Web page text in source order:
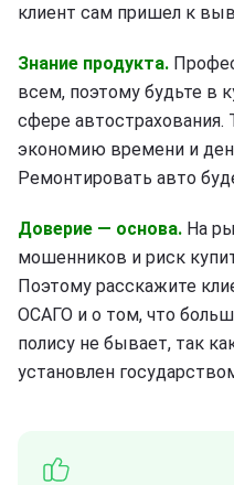
клиент сам пришел к
Знание продукта.
всем, поэтому будьте в
сфере автострахования.
экономию времени и
Ремонтировать авто
Доверие — основа. На
мошенников и риск
Поэтому расскажите
ОСАГО и о том, что
полису не бывает, так
установлен